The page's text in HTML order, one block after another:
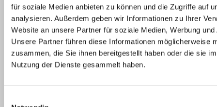
für soziale Medien anbieten zu können und die Zugriffe auf
analysieren. Außerdem geben wir Informationen zu Ihrer
Website an unsere Partner für soziale Medien, Werbung
Unsere Partner führen diese Informationen möglicherweise
zusammen, die Sie ihnen bereitgestellt haben oder die sie
Nutzung der Dienste gesammelt haben.
Aubing wird geschätzt für seinen
ländlichen Charme, doch der beliebte
Wohnort im Münchner Westen hat
noch viel mehr zu bieten. Ein